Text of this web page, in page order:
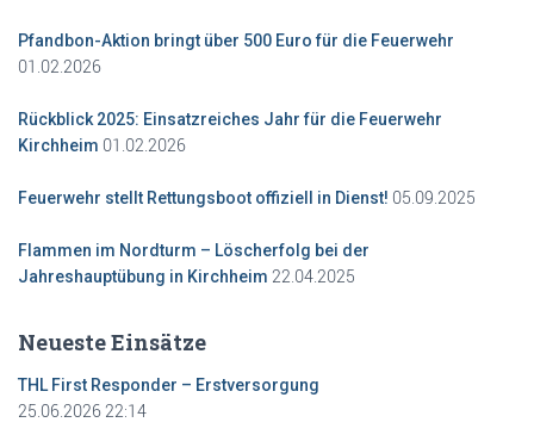
Pfandbon-Aktion bringt über 500 Euro für die Feuerwehr
01.02.2026
Rückblick 2025: Einsatzreiches Jahr für die Feuerwehr
Kirchheim 01.02.2026
Feuerwehr stellt Rettungsboot offiziell in Dienst! 05.09.2025
Flammen im Nordturm – Löscherfolg bei der
Jahreshauptübung in Kirchheim 22.04.2025
Neueste Einsätze
THL First Responder – Erstversorgung
25.06.2026 22:14